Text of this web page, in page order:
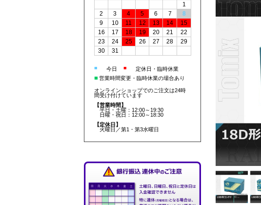
1
2
3 4 5 6 7
8
9
10 11 12 13 14
15
16
17 18 19 20 21
22
23
24 25 26 27 28
29
30
31
■ 今日 ■ 定休日・臨時休業
■ 営業時間変更・臨時休業の場合あり
オンラインショップでのご注文は24時
間受け付けています
【営業時間】
平日・土曜：12:00～19:30
日曜・祝日：12:00～18:30
【定休日】
火曜日／第1・第3水曜日